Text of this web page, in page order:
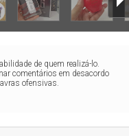
de quem realizá-lo.
comentários em desacordo
ofensivas.